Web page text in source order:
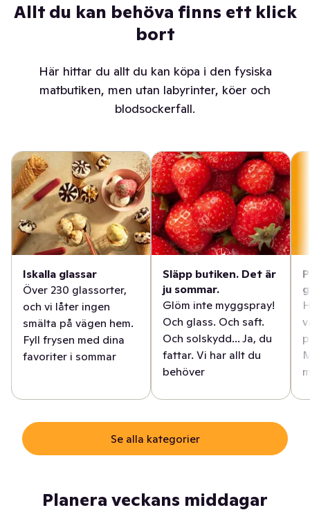
Allt du kan behöva finns ett klick
bort
Här hittar du allt du kan köpa i den fysiska
matbutiken, men utan labyrinter, köer och
blodsockerfall.
Iskalla glassar
Över 230 glassorter,
och vi låter ingen
smälta på vägen hem.
Fyll frysen med dina
favoriter i sommar
Släpp butiken. Det är
ju sommar.
Glöm inte myggspray!
Och glass. Och saft.
Och solskydd... Ja, du
fattar. Vi har allt du
behöver
Se alla kategorier
Planera veckans middagar